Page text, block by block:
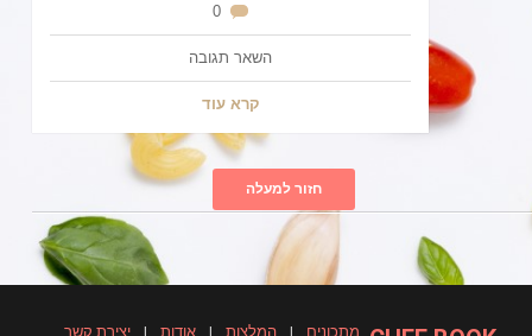
0
השאר תגובה
קרא עוד
חזור למעלה
מתכונים | המלצות | אודות | יצירת קשר